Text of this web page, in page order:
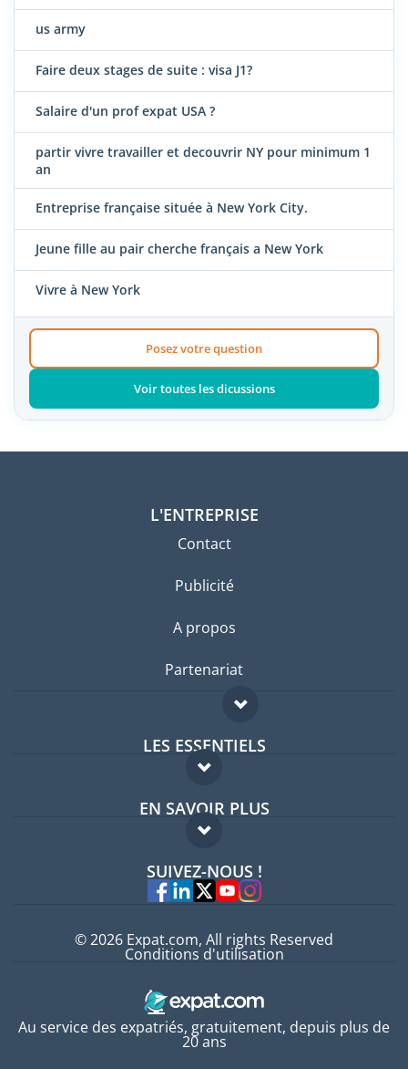
us army
Faire deux stages de suite : visa J1?
Salaire d'un prof expat USA ?
partir vivre travailler et decouvrir NY pour minimum 1
an
Entreprise française située à New York City.
Jeune fille au pair cherche français a New York
Vivre à New York
Posez votre question
Voir toutes les dicussions
L'ENTREPRISE
Contact
Publicité
A propos
Partenariat
LES ESSENTIELS
Forum expatriés
Guides pays
EN SAVOIR PLUS
FAQ
Experts
SUIVEZ-NOUS !
Au service des expatriés, gratuitement, depuis plus de
20 ans
© 2026 Expat.com, All rights Reserved
Conditions d'utilisation